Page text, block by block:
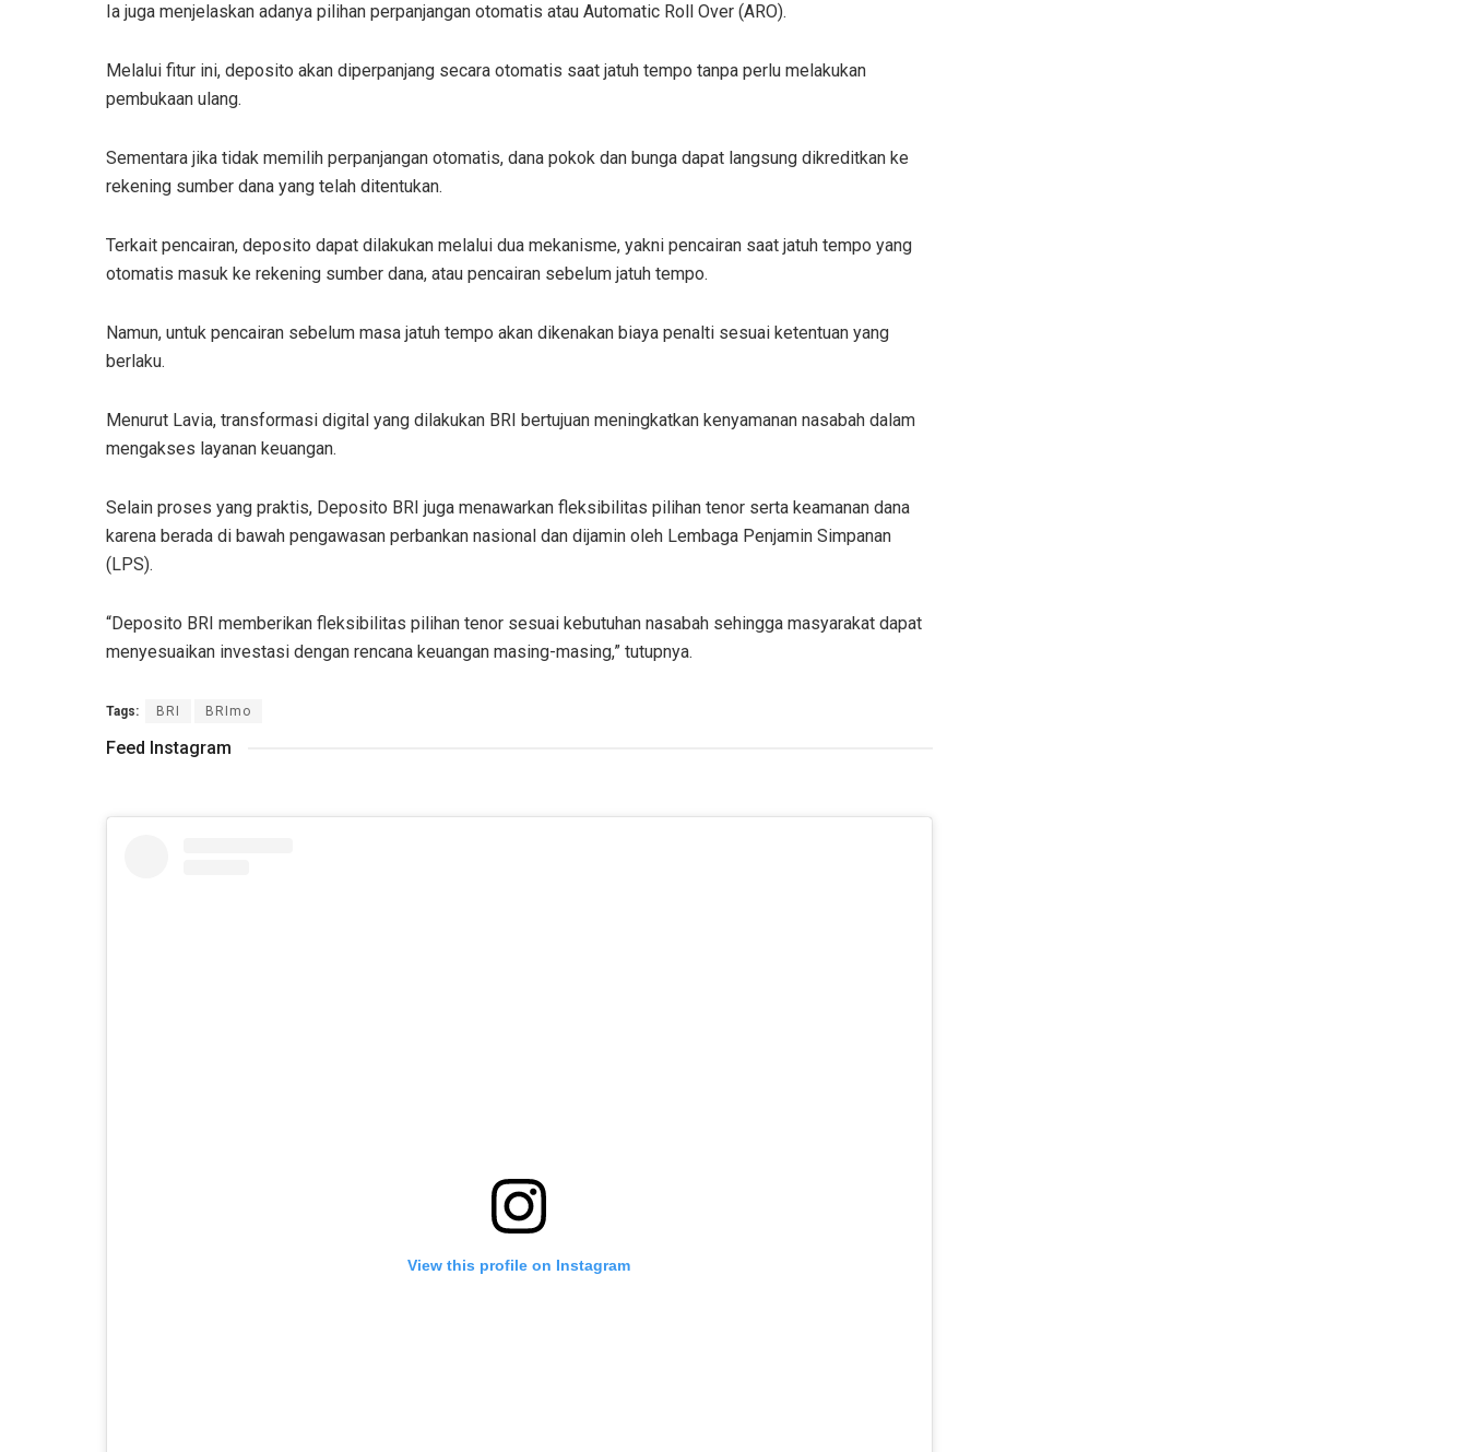
Ia juga menjelaskan adanya pilihan perpanjangan otomatis atau Automatic Roll Over (ARO).
Melalui fitur ini, deposito akan diperpanjang secara otomatis saat jatuh tempo tanpa perlu melakukan
pembukaan ulang.
Sementara jika tidak memilih perpanjangan otomatis, dana pokok dan bunga dapat langsung dikreditkan ke
rekening sumber dana yang telah ditentukan.
Terkait pencairan, deposito dapat dilakukan melalui dua mekanisme, yakni pencairan saat jatuh tempo yang
otomatis masuk ke rekening sumber dana, atau pencairan sebelum jatuh tempo.
Namun, untuk pencairan sebelum masa jatuh tempo akan dikenakan biaya penalti sesuai ketentuan yang
berlaku.
Menurut Lavia, transformasi digital yang dilakukan BRI bertujuan meningkatkan kenyamanan nasabah dalam
mengakses layanan keuangan.
Selain proses yang praktis, Deposito BRI juga menawarkan fleksibilitas pilihan tenor serta keamanan dana
karena berada di bawah pengawasan perbankan nasional dan dijamin oleh Lembaga Penjamin Simpanan
(LPS).
“Deposito BRI memberikan fleksibilitas pilihan tenor sesuai kebutuhan nasabah sehingga masyarakat dapat
menyesuaikan investasi dengan rencana keuangan masing-masing,” tutupnya.
Tags: BRI BRImo
Feed Instagram
View this profile on Instagram